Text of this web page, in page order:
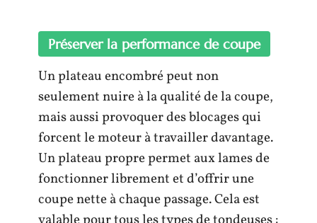
Préserver la performance de coupe
Un plateau encombré peut non
seulement nuire à la qualité de la coupe,
mais aussi provoquer des blocages qui
forcent le moteur à travailler davantage.
Un plateau propre permet aux lames de
fonctionner librement et d’offrir une
coupe nette à chaque passage. Cela est